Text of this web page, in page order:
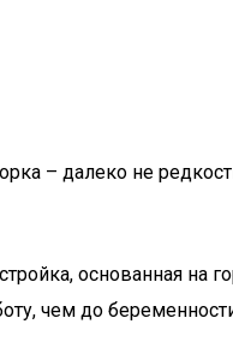
– далеко не
основанная на
чем до